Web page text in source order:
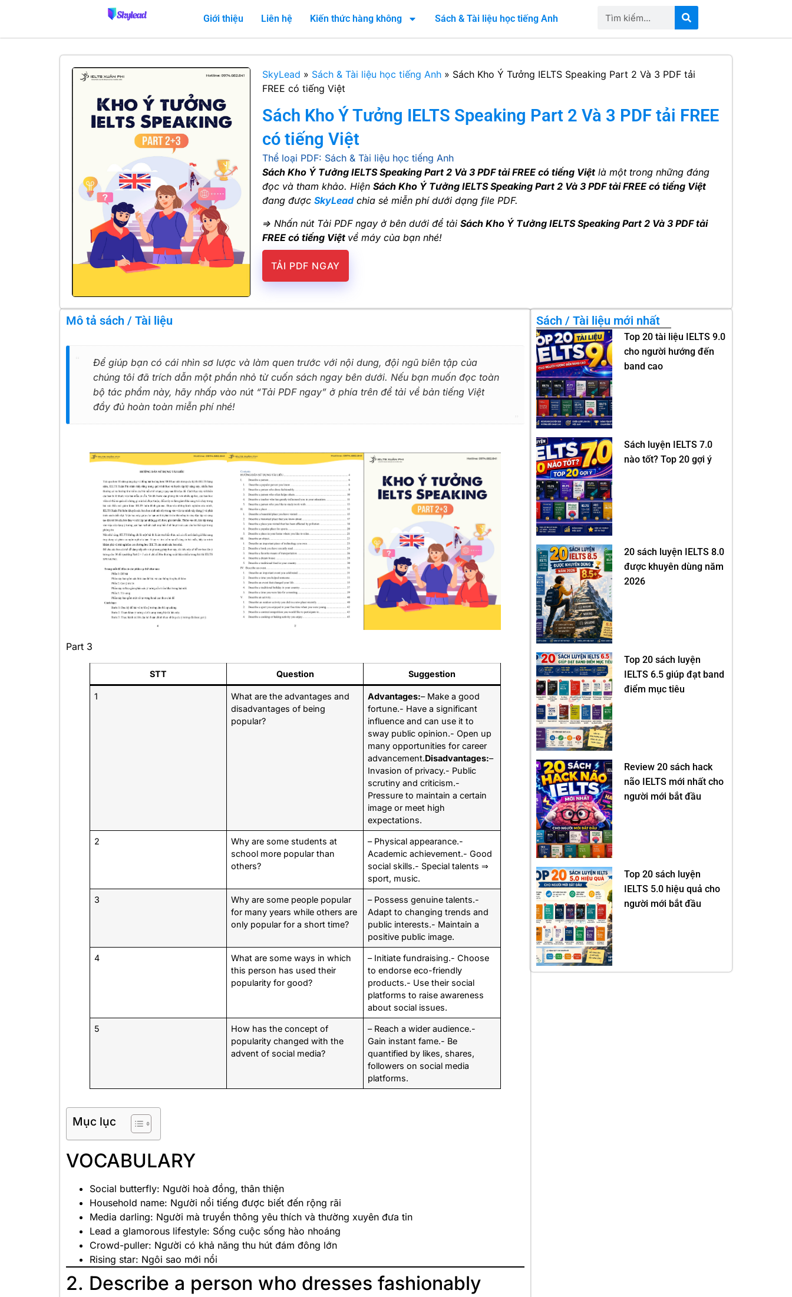
Giới thiệu Liên hệ Kiến thức hàng không Sách & Tài liệu học tiếng Anh
SkyLead » Sách & Tài liệu học tiếng Anh» Sách Kho Ý Tưởng IELTS Speaking Part 2 Và 3 PDF tải
FREE có tiếng Việt
Sách Kho Ý Tưởng IELTS Speaking Part 2 Và 3 PDF tải FREE
có tiếng Việt
Thể loại PDF: Sách & Tài liệu học tiếng Anh
Sách Kho Ý Tưởng IELTS Speaking Part 2 Và 3 PDF tải FREE có tiếng Việtlà một trong những đáng
đọc và tham khảo. Hiện Sách Kho Ý Tưởng IELTS Speaking Part 2 Và 3 PDF tải FREE có tiếng Việt
đang được SkyLeadchia sẻ miễn phí dưới dạng file PDF.
=> Nhấn nút Tải PDF ngay ở bên dưới để tải Sách Kho Ý Tưởng IELTS Speaking Part 2 Và 3 PDF tải
FREE có tiếng Việt về máy của bạn nhé!
TẢI PDF NGAY
Mô tả sách / Tài liệu
Để giúp bạn có cái nhìn sơ lược và làm quen trước với nội dung, đội ngũ biên tập của
chúng tôi đã trích dẫn một phần nhỏ từ cuốn sách ngay bên dưới. Nếu bạn muốn đọc toàn
bộ tác phẩm này, hãy nhấp vào nút “Tải PDF ngay” ở phía trên để tải về bản tiếng Việt
đầy đủ hoàn toàn miễn phí nhé!
Part 3
STT Question Suggestion
1
What are the advantages and
disadvantages of being
popular?
Advantages:– Make a good
fortune.- Have a significant
influence and can use it to
sway public opinion.- Open up
many opportunities for career
advancement.Disadvantages:–
Invasion of privacy.- Public
scrutiny and criticism.-
Pressure to maintain a certain
image or meet high
expectations.
2
Why are some students at
school more popular than
others?
– Physical appearance.-
Academic achievement.- Good
social skills.- Special talents ⇒
sport, music.
3
Why are some people popular
for many years while others are
only popular for a short time?
– Possess genuine talents.-
Adapt to changing trends and
public interests.- Maintain a
positive public image.
4
What are some ways in which
this person has used their
popularity for good?
– Initiate fundraising.- Choose
to endorse eco-friendly
products.- Use their social
platforms to raise awareness
about social issues.
5
How has the concept of
popularity changed with the
advent of social media?
– Reach a wider audience.-
Gain instant fame.- Be
quantified by likes, shares,
followers on social media
platforms.
Mục lục
VOCABULARY
Social butterfly: Người hoà đồng, thân thiện
Household name: Người nổi tiếng được biết đến rộng rãi
Media darling: Người mà truyền thông yêu thích và thường xuyên đưa tin
Lead a glamorous lifestyle: Sống cuộc sống hào nhoáng
Crowd-puller: Người có khả năng thu hút đám đông lớn
Rising star: Ngôi sao mới nổi
2. Describe a person who dresses fashionably
Sách / Tài liệu mới nhất
Top 20 tài liệu IELTS 9.0
cho người hướng đến
band cao
Sách luyện IELTS 7.0
nào tốt? Top 20 gợi ý
20 sách luyện IELTS 8.0
được khuyên dùng năm
2026
Top 20 sách luyện
IELTS 6.5 giúp đạt band
điểm mục tiêu
Review 20 sách hack
não IELTS mới nhất cho
người mới bắt đầu
Top 20 sách luyện
IELTS 5.0 hiệu quả cho
người mới bắt đầu